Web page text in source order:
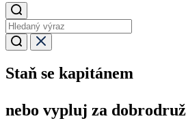
Staň se kapitánem
nebo vypluj za